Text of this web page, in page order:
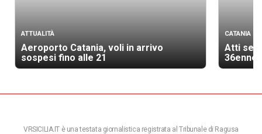
ATTUALITÀ
Aeroporto Catania, voli in arrivo
sospesi fino alle 21
CATANIA
Atti
36enne
VRSICILIA.IT è una testata giornalistica registrata al Tribunale di Ragusa